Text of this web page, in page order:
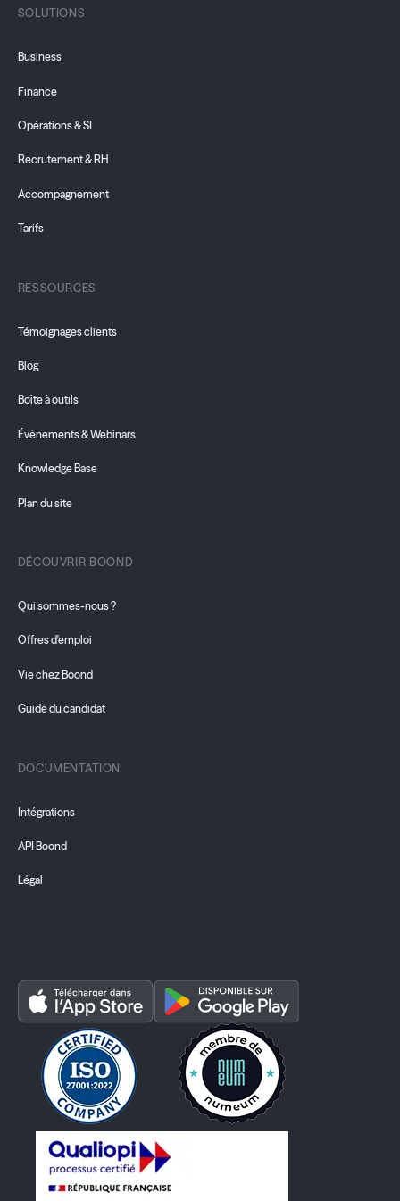
SOLUTIONS
Business
Finance
Opérations & SI
Recrutement & RH
Accompagnement
Tarifs
RESSOURCES
Témoignages clients
Blog
Boîte à outils
Évènements & Webinars
Knowledge Base
Plan du site
DÉCOUVRIR BOOND
Qui sommes-nous ?
Offres d'emploi
Vie chez Boond
Guide du candidat
DOCUMENTATION
Intégrations
API Boond
Légal